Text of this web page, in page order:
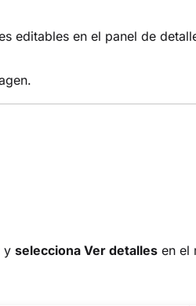
editables en el panel de
y selecciona Ver detalles en el